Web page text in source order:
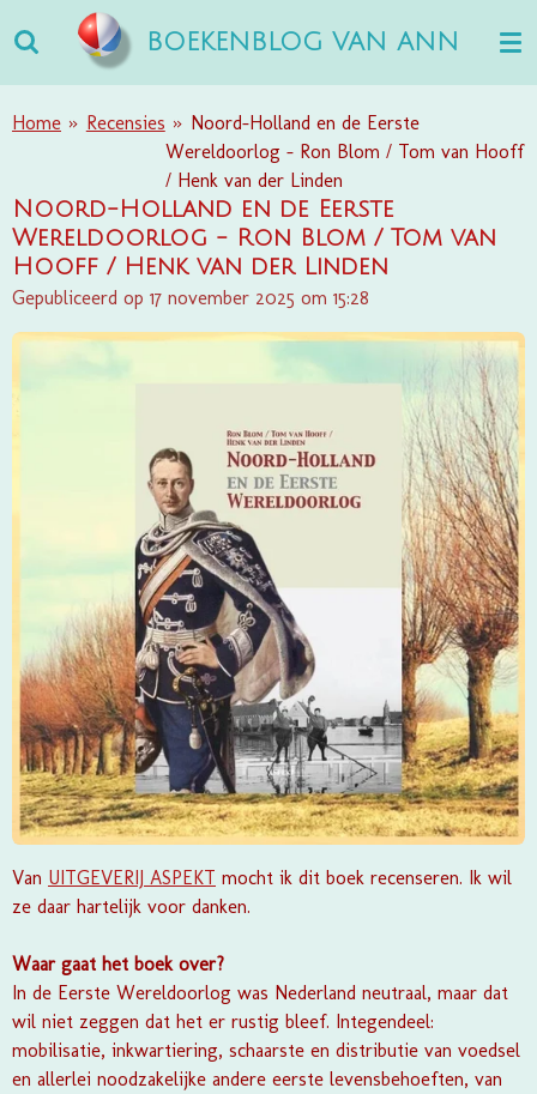
direct
naar
de
BOEKENBLOG VAN ANN
Home » Recensies » Noord-Holland en de Eerste
Wereldoorlog - Ron Blom / Tom van Hooff
/ Henk van der Linden
Noord-Holland en de Eerste
Wereldoorlog - Ron Blom / Tom van
Hooff / Henk van der Linden
Gepubliceerd op 17 november 2025 om 15:28
Van UITGEVERIJ ASPEKT mocht ik dit boek recenseren. Ik wil
ze daar hartelijk voor danken.
Waar gaat het boek over?
In de Eerste Wereldoorlog was Nederland neutraal, maar dat
wil niet zeggen dat het er rustig bleef. Integendeel:
mobilisatie, inkwartiering, schaarste en distributie van voedsel
en allerlei noodzakelijke andere eerste levensbehoeften, van